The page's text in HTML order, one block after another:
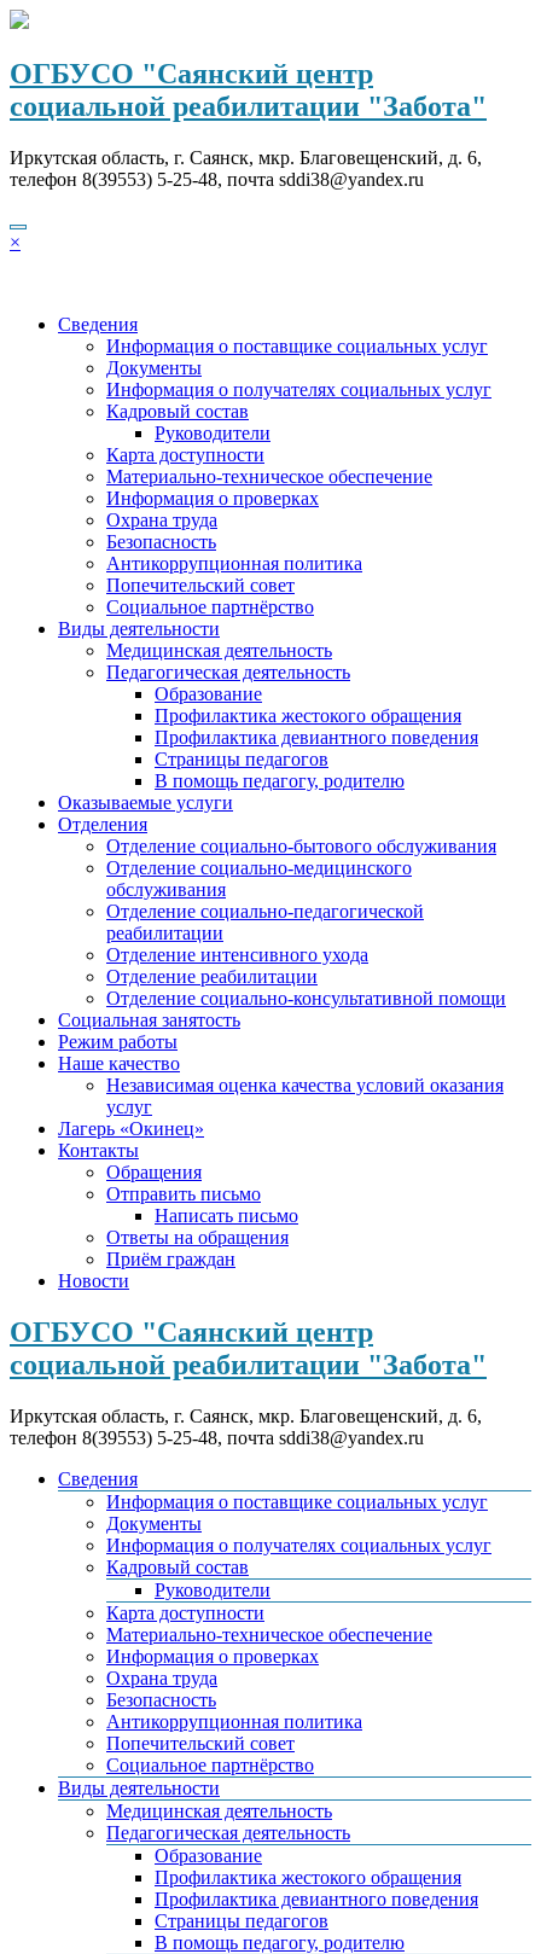
Перейти
содержимому
ОГБУСО "Саянский центр
социальной реабилитации "Забота"
Иркутская область, г. Саянск, мкр. Благовещенский, д. 6,
телефон 8(39553) 5-25-48, почта sddi38@yandex.ru
×
Сведения
Информация о поставщике социальных услуг
Документы
Информация о получателях социальных услуг
Кадровый состав
Руководители
Карта доступности
Материально-техническое обеспечение
Информация о проверках
Охрана труда
Безопасность
Антикоррупционная политика
Попечительский совет
Социальное партнёрство
Виды деятельности
Медицинская деятельность
Педагогическая деятельность
Образование
Профилактика жестокого обращения
Профилактика девиантного поведения
Страницы педагогов
В помощь педагогу, родителю
Оказываемые услуги
Отделения
Отделение социально-бытового обслуживания
Отделение социально-медицинского
обслуживания
Отделение социально-педагогической
реабилитации
Отделение интенсивного ухода
Отделение реабилитации
Отделение социально-консультативной помощи
Социальная занятость
Режим работы
Наше качество
Независимая оценка качества условий оказания
услуг
Лагерь «Окинец»
Контакты
Обращения
Отправить письмо
Написать письмо
Ответы на обращения
Приём граждан
Новости
ОГБУСО "Саянский центр
социальной реабилитации "Забота"
Иркутская область, г. Саянск, мкр. Благовещенский, д. 6,
телефон 8(39553) 5-25-48, почта sddi38@yandex.ru
Сведения
Информация о поставщике социальных услуг
Документы
Информация о получателях социальных услуг
Кадровый состав
Руководители
Карта доступности
Материально-техническое обеспечение
Информация о проверках
Охрана труда
Безопасность
Антикоррупционная политика
Попечительский совет
Социальное партнёрство
Виды деятельности
Медицинская деятельность
Педагогическая деятельность
Образование
Профилактика жестокого обращения
Профилактика девиантного поведения
Страницы педагогов
В помощь педагогу, родителю